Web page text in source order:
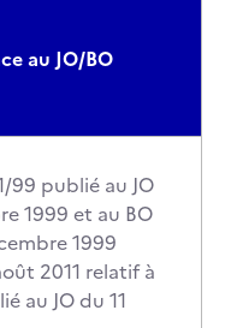
au JO/BO
99 publié au JO
1999 et au BO
1999
2011 relatif à
au JO du 11